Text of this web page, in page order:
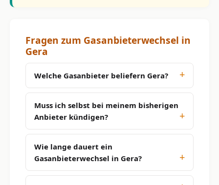
Fragen zum Gasanbieterwechsel in
Gera
Welche Gasanbieter beliefern Gera?
Muss ich selbst bei meinem bisherigen
Anbieter kündigen?
Wie lange dauert ein
Gasanbieterwechsel in Gera?